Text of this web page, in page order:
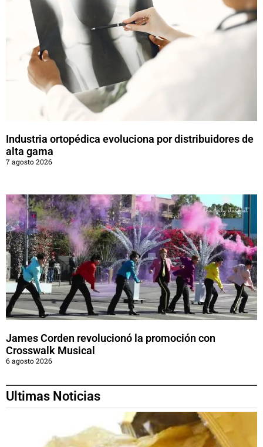
Industria ortopédica evoluciona por distribuidores de
alta gama
7 agosto 2026
James Corden revolucionó la promoción con
Crosswalk Musical
6 agosto 2026
Ultimas Noticias